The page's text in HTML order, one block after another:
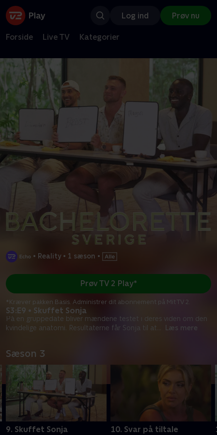
Log ind Prøv nu
Forside Live TV Kategorier
• Reality • 1 sæson •
S3:E9 • Skuffet Sonja
På en gruppedate bliver mændene testet i deres viden om den
kvindelige anatomi. Resultaterne får Sonja til at
Læs mere
Prøv TV 2 Play*
*Kræver pakken Basis. Administrer dit abonnement på Mit TV 2.
Sæson 3
9. Skuffet Sonja 10. Svar på tiltale